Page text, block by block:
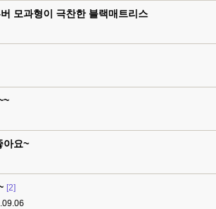
모과형이 극찬한 블랙매트리스
아요~
[2]